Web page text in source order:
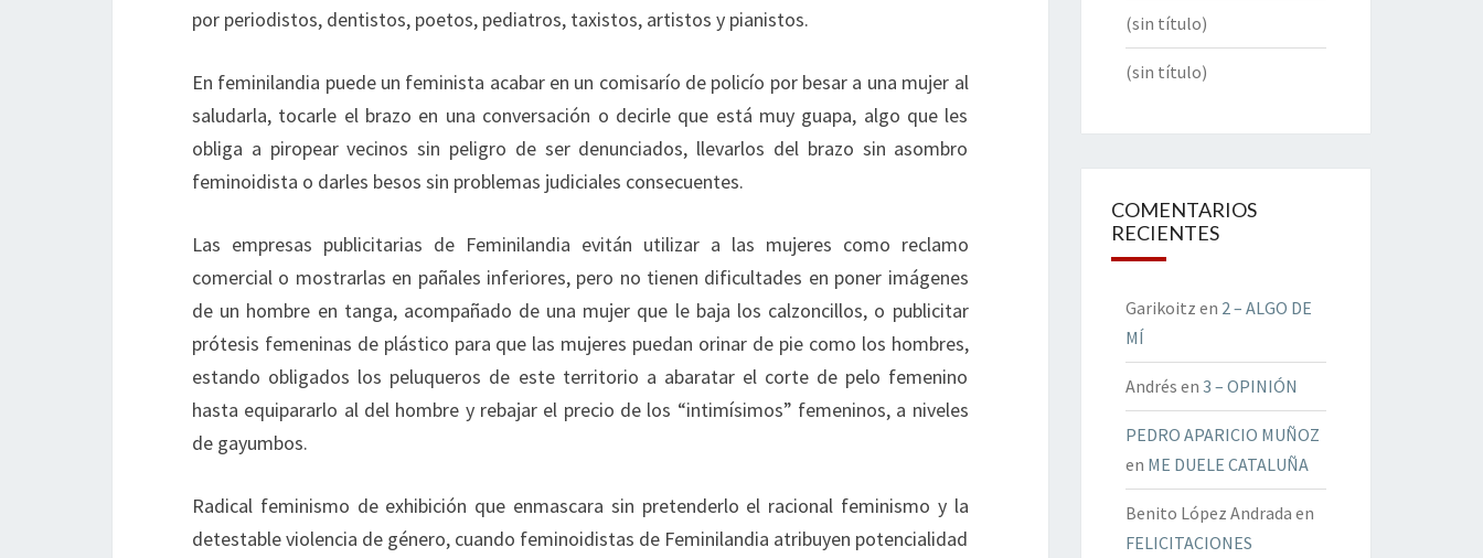
por periodistos, dentistos, poetos, pediatros, taxistos, artistos y pianistos.
En feminilandia puede un feminista acabar en un comisarío de policío por besar a una mujer al
saludarla, tocarle el brazo en una conversación o decirle que está muy guapa, algo que les
obliga a piropear vecinos sin peligro de ser denunciados, llevarlos del brazo sin asombro
feminoidista o darles besos sin problemas judiciales consecuentes.
Las empresas publicitarias de Feminilandia evitán utilizar a las mujeres como reclamo
comercial o mostrarlas en pañales inferiores, pero no tienen dificultades en poner imágenes
de un hombre en tanga, acompañado de una mujer que le baja los calzoncillos, o publicitar
prótesis femeninas de plástico para que las mujeres puedan orinar de pie como los hombres,
estando obligados los peluqueros de este territorio a abaratar el corte de pelo femenino
hasta equipararlo al del hombre y rebajar el precio de los “intimísimos” femeninos, a niveles
de gayumbos.
Radical feminismo de exhibición que enmascara sin pretenderlo el racional feminismo y la
detestable violencia de género, cuando feminoidistas de Feminilandia atribuyen potencialidad
(sin título)
(sin título)
COMENTARIOS
RECIENTES
Garikoitz en 2 – ALGO DE
MÍ
Andrés en 3 – OPINIÓN
PEDRO APARICIO MUÑOZ
en ME DUELE CATALUÑA
Benito López Andrada en
FELICITACIONES